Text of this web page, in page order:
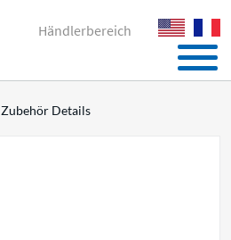
Händlerbereich
Zubehör Details